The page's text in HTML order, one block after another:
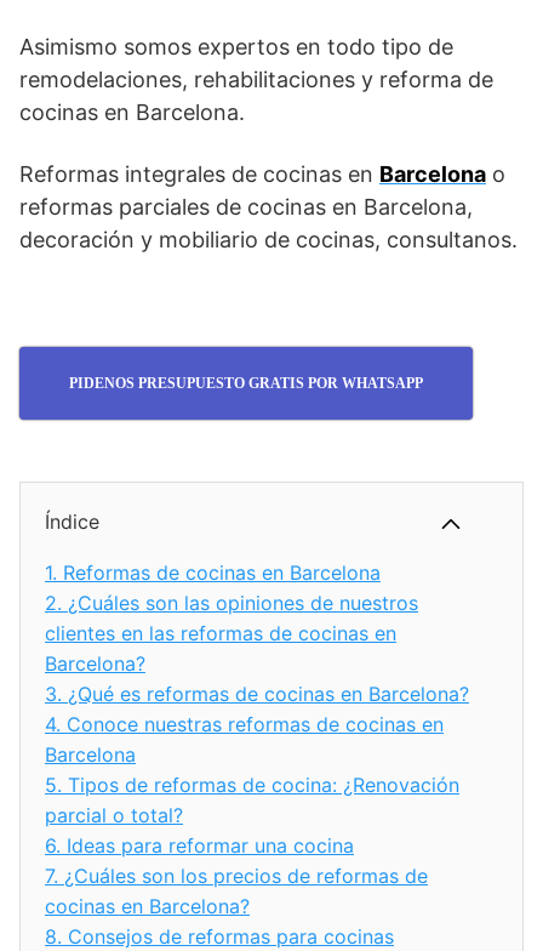
Asimismo somos expertos en todo tipo de
remodelaciones, rehabilitaciones y reforma de
cocinas en Barcelona.
Reformas integrales de cocinas en Barcelona o
reformas parciales de cocinas en Barcelona,
decoración y mobiliario de cocinas, consultanos.
PIDENOS PRESUPUESTO GRATIS POR WHATSAPP
Índice
1. Reformas de cocinas en Barcelona
2. ¿Cuáles son las opiniones de nuestros
clientes en las reformas de cocinas en
Barcelona?
3. ¿Qué es reformas de cocinas en Barcelona?
4. Conoce nuestras reformas de cocinas en
Barcelona
5. Tipos de reformas de cocina: ¿Renovación
parcial o total?
6. Ideas para reformar una cocina
7. ¿Cuáles son los precios de reformas de
cocinas en Barcelona?
8. Consejos de reformas para cocinas